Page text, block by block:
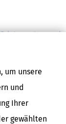
um unsere
und
Ihrer
gewählten
nutzen und
nutzen,
verzichten